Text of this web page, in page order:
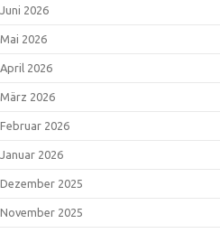
Juni 2026
Mai 2026
April 2026
März 2026
Februar 2026
Januar 2026
Dezember 2025
November 2025